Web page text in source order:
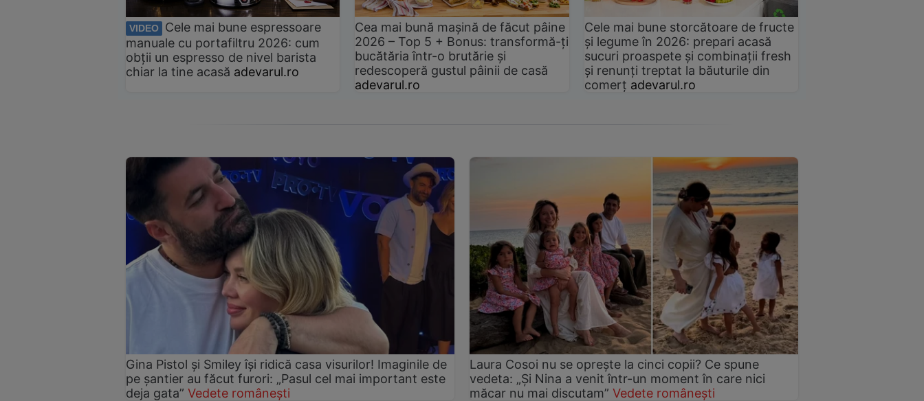
VIDEO
Cele mai bune espressoare
manuale cu portafiltru 2026: cum
obții un espresso de nivel barista
chiar la tine acasă adevarul.ro
Cea mai bună mașină de făcut pâine
2026 – Top 5 + Bonus: transformă-ți
bucătăria într-o brutărie și
redescoperă gustul pâinii de casă
adevarul.ro
Cele mai bune storcătoare de fructe
și legume în 2026: prepari acasă
sucuri proaspete și combinații fresh
și renunți treptat la băuturile din
comerț adevarul.ro
Gina Pistol și Smiley își ridică casa visurilor! Imaginile de
pe șantier au făcut furori: „Pasul cel mai important este
deja gata” Vedete românești
Laura Cosoi nu se oprește la cinci copii? Ce spune
vedeta: „Și Nina a venit într-un moment în care nici
măcar nu mai discutam” Vedete românești